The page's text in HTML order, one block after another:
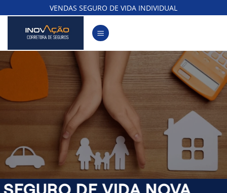
to
content
VENDAS SEGURO DE VIDA INDIVIDUAL